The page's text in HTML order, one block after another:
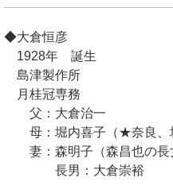
◆大倉恒彦
1928年 誕生
島津製作所
月桂冠専務
父：大倉治一
母：堀内喜子（★奈良、
妻：森明子（森昌也の長
長男：大倉崇裕